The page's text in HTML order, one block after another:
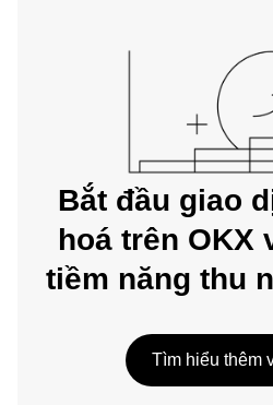
Bắt đầu giao
hoá trên OKX
tiềm năng thu
Tìm hiểu thêm